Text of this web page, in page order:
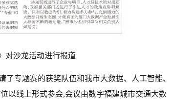
对沙龙活动进行报道
专题赛的获奖队伍和我市大数据、人工智能、
以线上形式参会,会议由数字福建城市交通大数